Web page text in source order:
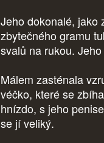
Jeho dokonalé, jako
zbytečného gramu
svalů na rukou.
Málem zasténala
véčko, které se
hnízdo, s jeho
se jí veliký.